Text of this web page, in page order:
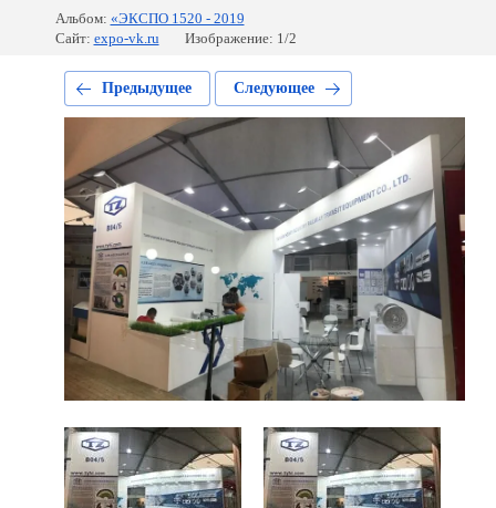
Альбом: «ЭКСПО 1520 - 2019
Сайт: expo-vk.ru Изображение: 1/2
Предыдущее Следующее